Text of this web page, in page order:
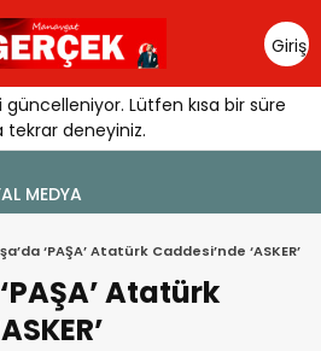
Giriş
Yap
Lütfen kısa bir süre
tekrar deneyiniz.
MEDYA
‘PAŞA’ Atatürk Caddesi’nde ‘ASKER’
Atatürk